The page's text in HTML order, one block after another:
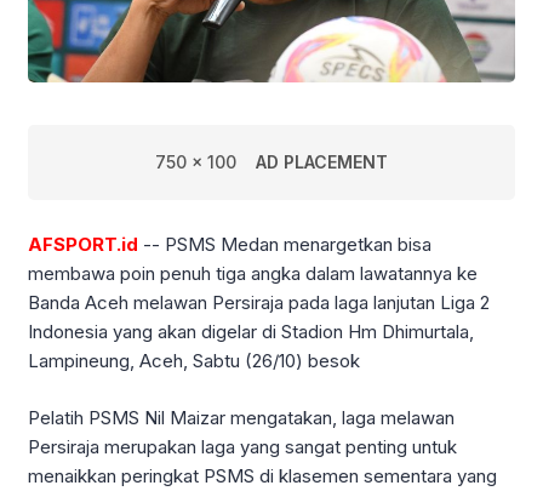
750 x 100 AD PLACEMENT
AFSPORT.id -- PSMS Medan menargetkan bisa
membawa poin penuh tiga angka dalam lawatannya ke
Banda Aceh melawan Persiraja pada laga lanjutan Liga 2
Indonesia yang akan digelar di Stadion Hm Dhimurtala,
Lampineung, Aceh, Sabtu (26/10) besok
Pelatih PSMS Nil Maizar mengatakan, laga melawan
Persiraja merupakan laga yang sangat penting untuk
menaikkan peringkat PSMS di klasemen sementara yang